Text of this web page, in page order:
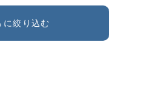
に絞り込む